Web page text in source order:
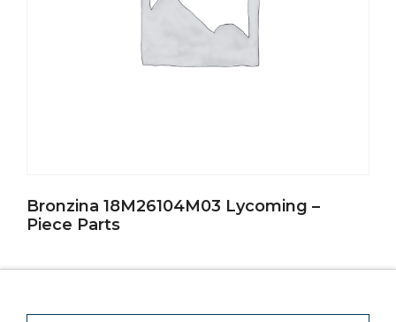
Bronzina 18M26104M03 Lycoming –
Piece Parts